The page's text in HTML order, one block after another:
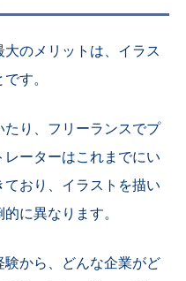
のメリットは、イラス
す。
り、フリーランスでプ
ーターはこれまでにい
おり、イラストを描い
に異なります。
から、どんな企業がど